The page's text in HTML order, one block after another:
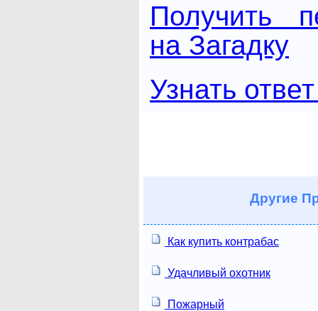
Получить
на Загадку
Узнать
Другие
Как купить контрабас
Удачливый охотник
Пожарный